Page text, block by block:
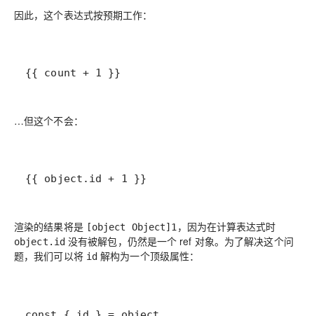
因此，这个表达式按预期工作：
{{ count + 1 }}
…但这个不会：
{{ object.id + 1 }}
渲染的结果将是 [object Object]1，因为在计算表达式时
object.id没有被解包，仍然是一个 ref 对象。为了解决这个问
题，我们可以将 id 解构为一个顶级属性：